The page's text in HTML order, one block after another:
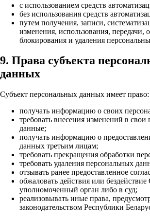
с использованием средств
без использования средств
путем получения, записи,
изменения, использования, передачи,
блокирования и удаления
9. Права субъекта
данных
Субъект персональных данных имеет право:
получать информацию о своих
требовать внесения изменений в свои
данные;
получать информацию о
данных третьим лицам;
требовать прекращения обработки
требовать удаления персональных
отзывать ранее предоставленное
обжаловать действия или бездействие
уполномоченный орган либо в суд;
реализовывать иные права,
законодательством Республики